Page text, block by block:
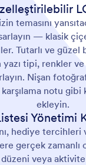
temasını
— klasik
Tutarlı ve
tipi, renkler
Nişan
notu gibi
ekleyin.
Yönetimi
hediye
gerçek zamanlı
veya aktivite